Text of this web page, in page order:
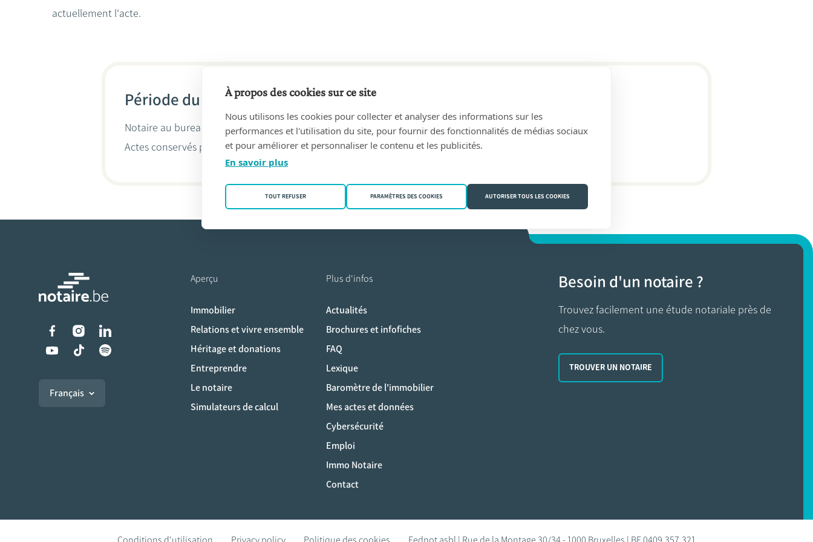
actuellement l'acte.
Période du 09/02/1987 au 28/11/1995
Notaire au bureau URBIN-CHOFFRAY, Louis(6670 Gouvy (Limerlé))
Actes conservés par
Vincent Stasser
Liens vers les réseaux sociaux
Français
Aperçu
Immobilier
Relations et vivre ensemble
Héritage et donations
Entreprendre
Le notaire
Simulateurs de calcul
Plus d'infos
Actualités
Brochures et infofiches
FAQ
Lexique
Baromètre de l'immobilier
Mes actes et données
Cybersécurité
Emploi
Immo Notaire
Contact
Besoin d'un notaire ?
Trouvez facilement une étude notariale près de
chez vous.
TROUVER UN NOTAIRE
À propos des cookies sur ce site
Nous utilisons les cookies pour collecter et analyser des informations sur les
performances et l'utilisation du site, pour fournir des fonctionnalités de médias sociaux
et pour améliorer et personnaliser le contenu et les publicités.
En savoir plus
TOUT REFUSER PARAMÈTRES DES COOKIES AUTORISER TOUS LES COOKIES